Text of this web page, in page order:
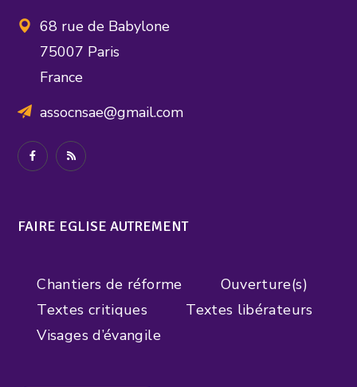
68 rue de Babylone
75007 Paris
France
assocnsae@gmail.com
FAIRE EGLISE AUTREMENT
Chantiers de réforme
Ouverture(s)
Textes critiques
Textes libérateurs
Visages d’évangile